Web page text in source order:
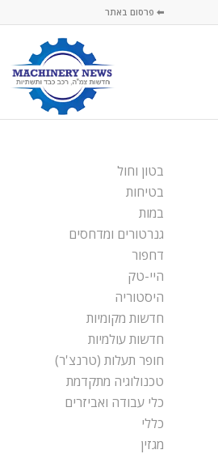
⬅ פרסום באתר
בטון וחול
בטיחות
במות
גנרטורים ומדחסים
דחפור
היי-טק
היסטוריה
חדשות מקומיות
חדשות עולמיות
חופר תעלות (טרנצ'ר)
טכנולוגיה מתקדמת
כלי עבודה ואביזרים
כללי
מגזין